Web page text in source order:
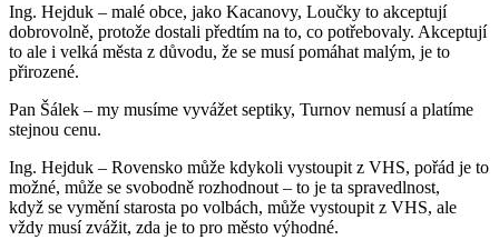
Ing. Hejduk – malé obce, jako Kacanovy, Loučky to akceptují
dobrovolně, protože dostali předtím na to, co potřebovaly. Akceptují
to ale i velká města z důvodu, že se musí pomáhat malým, je to
přirozené.
Pan Šálek – my musíme vyvážet septiky, Turnov nemusí a platíme
stejnou cenu.
Ing. Hejduk – Rovensko může kdykoli vystoupit z VHS, pořád je to
možné, může se svobodně rozhodnout – to je ta spravedlnost,
když se vymění starosta po volbách, může vystoupit z VHS, ale
vždy musí zvážit, zda je to pro město výhodné.